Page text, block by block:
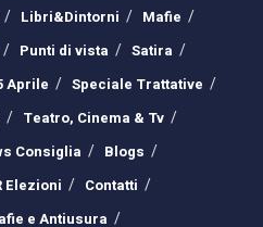
Libri&Dintorni
Mafie
Punti di vista
Satira
Aprile
Speciale Trattative
Teatro, Cinema & Tv
Consiglia
Blogs
Elezioni
Contatti
e Antiusura